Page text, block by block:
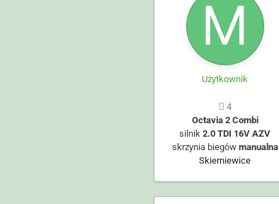
Użytkownik
4
Octavia 2 Combi
silnik2.0 TDI 16V AZV
skrzynia biegów manualna
Skierniewice